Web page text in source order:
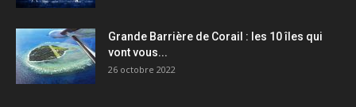
Grande Barrière de Corail : les 10 îles qui
vont vous...
26 octobre 2022